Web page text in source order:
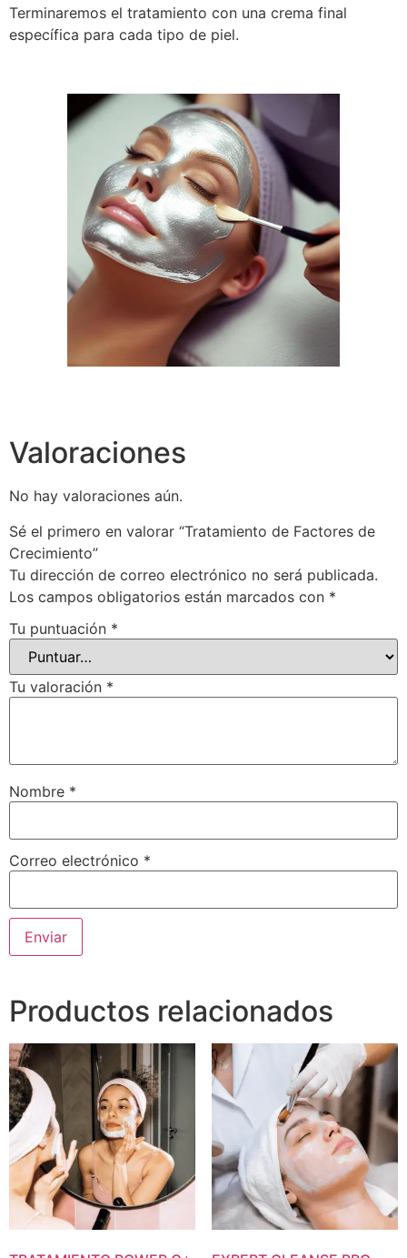
Terminaremos el tratamiento con una crema final
específica para cada tipo de piel.
Valoraciones
No hay valoraciones aún.
Sé el primero en valorar “Tratamiento de Factores de
Crecimiento”
Tu dirección de correo electrónico no será publicada.
Los campos obligatorios están marcados con *
Tu puntuación *
Tu valoración *
Nombre *
Correo electrónico *
Productos relacionados